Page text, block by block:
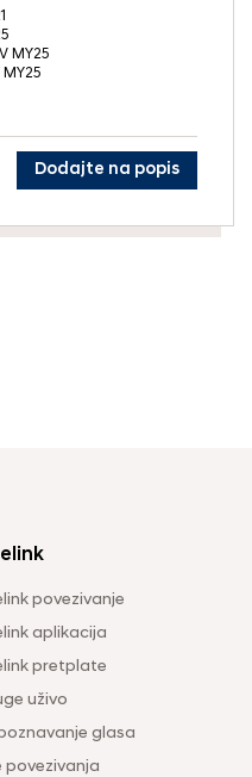
MY25
MY25
Dodajte na popis
povezivanje
aplikacija
pretplate
uživo
glasa
povezivanja